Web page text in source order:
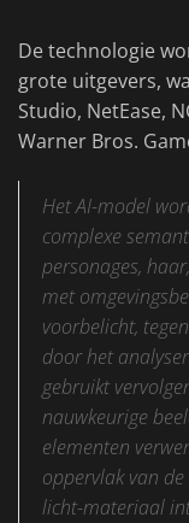
De technologie
grote uitgevers,
Studio, NetEase,
Warner Bros.
Het AI-model
complexe
personages,
met
voorbelicht,
door het
gebruikt
nauwkeurige
elementen
oppervlak van
licht-materiaal